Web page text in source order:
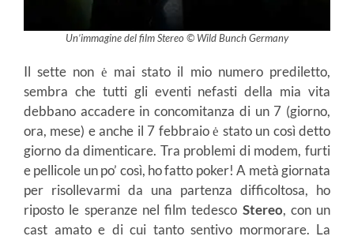
Un’immagine del film Stereo © Wild Bunch Germany
Il sette non ė mai stato il mio numero prediletto,
sembra che tutti gli eventi nefasti della mia vita
debbano accadere in concomitanza di un 7 (giorno,
ora, mese) e anche il 7 febbraio ė stato un così detto
giorno da dimenticare. Tra problemi di modem, furti
e pellicole un po’ così, ho fatto poker! A metà giornata
per risollevarmi da una partenza difficoltosa, ho
riposto le speranze nel film tedesco Stereo, con un
cast amato e di cui tanto sentivo mormorare. La